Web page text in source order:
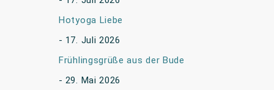
Hotyoga Liebe
17. Juli 2026
Frühlingsgrüße aus der Bude
29. Mai 2026